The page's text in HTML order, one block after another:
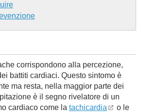
corrispondono alla percezione,
battiti cardiaci. Questo sintomo è
ma resta, nella maggior parte dei
è il segno rivelatore di un
cardiaco come la tachicardia
o le